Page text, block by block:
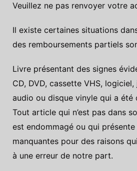
Veuillez ne pas renvoyer votre
Il existe certaines situations
des remboursements partiels
Livre présentant des signes
CD, DVD, cassette VHS,
audio ou disque vinyle qui a été
Tout article qui n’est pas dans
est endommagé ou qui
manquantes pour des raisons
à une erreur de notre part.